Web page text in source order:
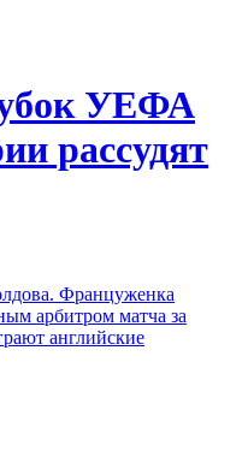
УЕФА
рассудят
Француженка
арбитром матча за
английские